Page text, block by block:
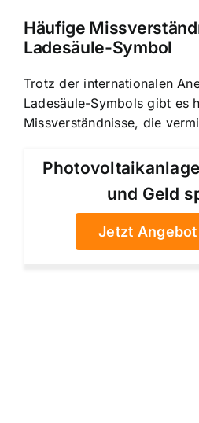
Häufige
Ladesäule-Symbol
Trotz der internationalen
Ladesäule-Symbols gibt es
Missverständnisse, die
und Geld
Jetzt